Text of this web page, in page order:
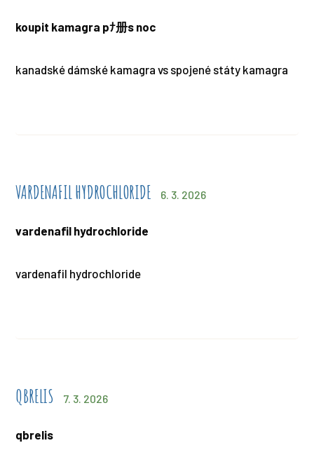
koupit kamagra pﾅ册s noc
kanadské dámské kamagra vs spojené státy kamagra
VARDENAFIL HYDROCHLORIDE 6. 3. 2026
vardenafil hydrochloride
vardenafil hydrochloride
QBRELIS 7. 3. 2026
qbrelis